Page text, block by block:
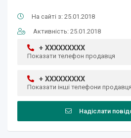
На сайті з: 25.01.2018
Активність: 25.01.2018
+ XXXXXXXXX
Показати телефон продавця
+ XXXXXXXXX
Показати інші телефони продавця
Надіслати